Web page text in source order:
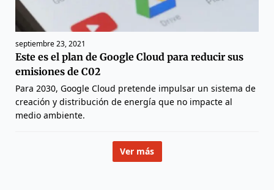
septiembre 23, 2021
Este es el plan de Google Cloud para reducir sus
emisiones de C02
Para 2030, Google Cloud pretende impulsar un sistema de
creación y distribución de energía que no impacte al
medio ambiente.
Ver más